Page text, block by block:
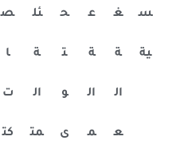
س
ية
غ
ة
ال
ع
ع
ة
ال
م
ح
ت
و
ى
ئل
ة
ال
مت
ص
ا
ت
كت